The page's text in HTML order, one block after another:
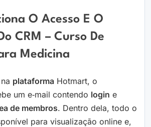
O Acesso E O
CRM – Curso De
Medicina
plataforma Hotmart, o
um e‑mail contendo login e
de membros. Dentro dela, todo o
para visualização online e,